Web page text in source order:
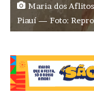
Maria dos
Piauí — Foto: